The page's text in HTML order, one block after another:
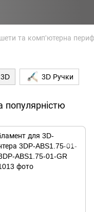
та комп'ютерна
3D Ручки
популярністю